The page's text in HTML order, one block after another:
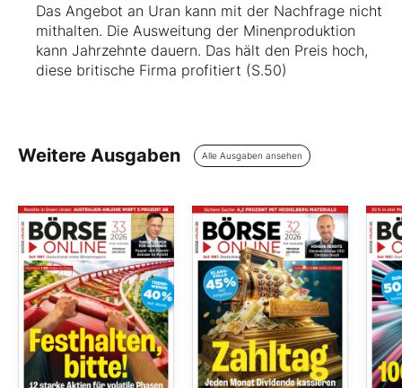
Das Angebot an Uran kann mit der Nachfrage nicht
mithalten. Die Ausweitung der Minenproduktion
kann Jahrzehnte dauern. Das hält den Preis hoch,
diese britische Firma profitiert (S.50)
Weitere Ausgaben Alle Ausgaben ansehen